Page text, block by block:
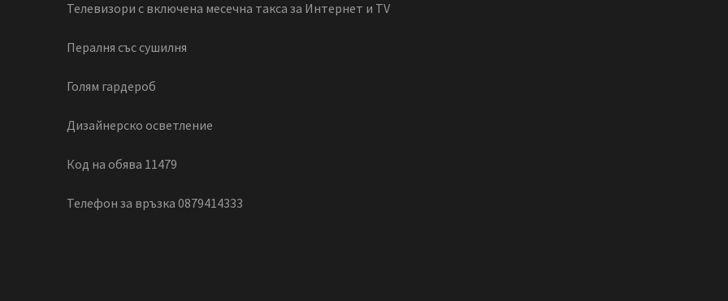
Телевизори с включена месечна такса за Интернет и TV
Пералня със сушилня
Голям гардероб
Дизайнерско осветление
Код на обява 11479
Телефон за връзка 0879414333